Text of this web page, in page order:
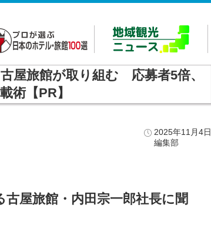
屋旅館が取り組む 応募者5倍、
術【PR】
2025年11月4日
編集部
屋旅館・内田宗一郎社長に聞